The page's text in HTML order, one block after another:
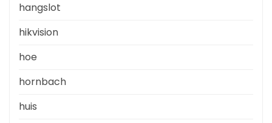
hangslot
hikvision
hoe
hornbach
huis